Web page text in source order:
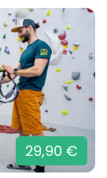
29,90 €